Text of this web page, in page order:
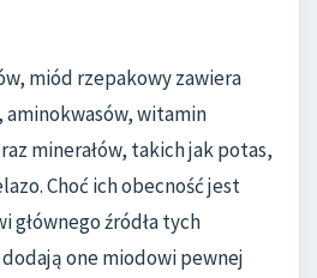
miód rzepakowy zawiera
aminokwasów, witamin
minerałów, takich jak potas,
Choć ich obecność jest
głównego źródła tych
one miodowi pewnej